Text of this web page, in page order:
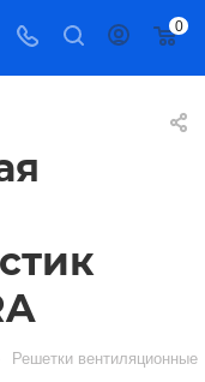
0
Решетки вентиляционные